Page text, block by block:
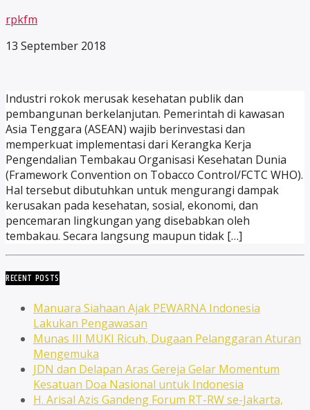
rpkfm
13 September 2018
Industri rokok merusak kesehatan publik dan
pembangunan berkelanjutan. Pemerintah di kawasan
Asia Tenggara (ASEAN) wajib berinvestasi dan
memperkuat implementasi dari Kerangka Kerja
Pengendalian Tembakau Organisasi Kesehatan Dunia
(Framework Convention on Tobacco Control/FCTC WHO).
Hal tersebut dibutuhkan untuk mengurangi dampak
kerusakan pada kesehatan, sosial, ekonomi, dan
pencemaran lingkungan yang disebabkan oleh
tembakau. Secara langsung maupun tidak […]
RECENT POSTS
Manuara Siahaan Ajak PEWARNA Indonesia
Lakukan Pengawasan
Munas III MUKI Ricuh, Dugaan Pelanggaran Aturan
Mengemuka
JDN dan Delapan Aras Gereja Gelar Momentum
Kesatuan Doa Nasional untuk Indonesia
H. Arisal Azis Gandeng Forum RT-RW se-Jakarta,